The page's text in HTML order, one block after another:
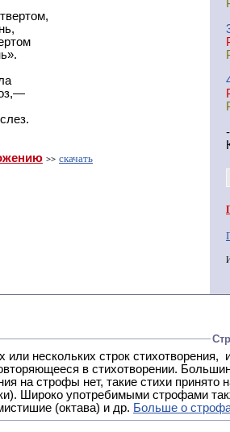
>> скачать
имеющих интонационное сходство или общую систему рифм, и
астрофическими. Самая популярная строфа в русской поэзии -
Широко употребимыми строфами
(октава) и др. Больше о